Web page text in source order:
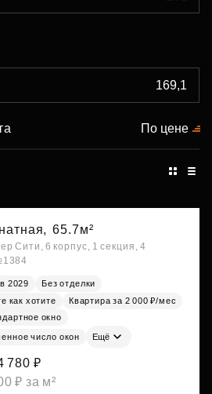
По цене
65.7м²
Сити, 6 корпус, 1 секция, 4
2029
Без отделки
как хотите
Квартира за 2 000 ₽/мес
окно
число окон Ещё
780 ₽
₽ за м²